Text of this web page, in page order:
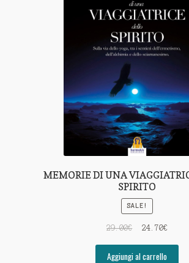
MEMORIE DI UNA
SPIRITO
SALE!
29.00€ 24.70€
Aggiungi al carrello